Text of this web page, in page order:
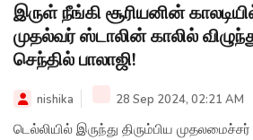
இருள் நீங்கி சூரியனின்
முதல்வர் ஸ்டாலின் காலில்
செந்தில் பாலாஜி!
nishika 28 Sep 2024, 02:21 AM
டெல்லியில் இருந்து திரும்பிய